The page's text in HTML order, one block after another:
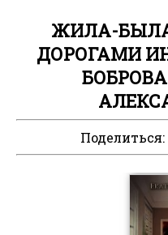
ЖИЛА-
ДОРОГАМИ
Поделиться: